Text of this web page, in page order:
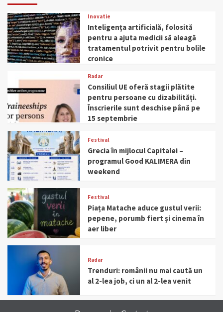
Inovatie
Inteligența artificială, folosită
pentru a ajuta medicii să aleagă
tratamentul potrivit pentru bolile
cronice
Radar
Consiliul UE oferă stagii plătite
pentru persoane cu dizabilități.
Înscrierile sunt deschise până pe
15 septembrie
Festival
Grecia în mijlocul Capitalei –
programul Good KALIMERA din
weekend
Festival
Piața Matache aduce gustul verii:
pepene, porumb fiert și cinema în
aer liber
Radar
Trenduri: românii nu mai caută un
al 2-lea job, ci un al 2-lea venit